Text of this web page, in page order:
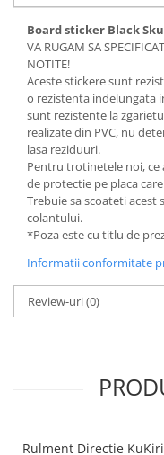
Board sticker Black
VA RUGAM SA
NOTITE!
Aceste stickere sunt
o rezistenta indelungata
sunt rezistente la
realizate din PVC, nu
lasa reziduuri.
Pentru trotinetele noi,
de protectie pe placa
Trebuie sa scoateti
colantului.
*Poza este cu titlu de
Informatii conformitate
Review-uri(0)
Rulment Directie